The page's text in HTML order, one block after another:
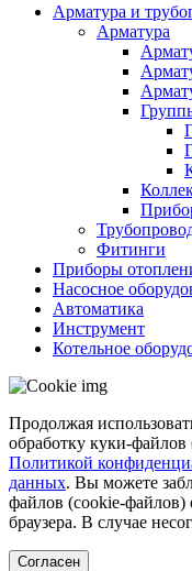
Арматура и
Арматура
Фитинги
Приборы
Насосное
Автоматика
Инструмент
Котельное
Продолжая
обработку куки-файлов
Политикой
данных. Вы можете
файлов (cookie-файлов)
браузера. В случае
Согласен